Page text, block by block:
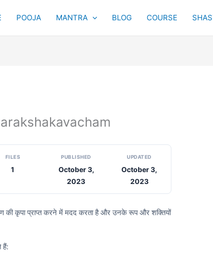
POOJA MANTRA BLOG COURSE
FILES
1
PUBLISHED
October 3,
2023
UPDATED
October 3,
2023
की कृपा प्राप्त करने में मदद करता है और उनके रूप और शक्तियों
हैं: